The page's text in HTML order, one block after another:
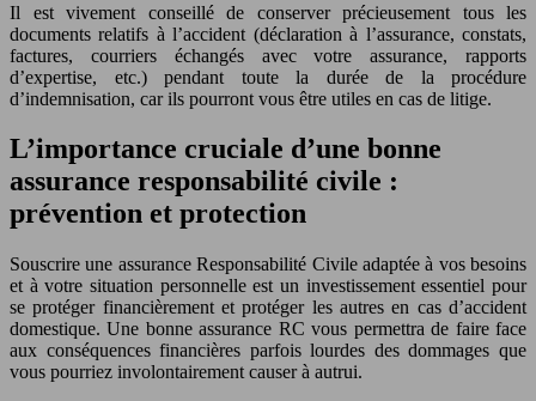
Il est vivement conseillé de conserver précieusement tous les
documents relatifs à l’accident (déclaration à l’assurance, constats,
factures, courriers échangés avec votre assurance, rapports
d’expertise, etc.) pendant toute la durée de la procédure
d’indemnisation, car ils pourront vous être utiles en cas de litige.
L’importance cruciale d’une bonne
assurance responsabilité civile :
prévention et protection
Souscrire une assurance Responsabilité Civile adaptée à vos besoins
et à votre situation personnelle est un investissement essentiel pour
se protéger financièrement et protéger les autres en cas d’accident
domestique. Une bonne assurance RC vous permettra de faire face
aux conséquences financières parfois lourdes des dommages que
vous pourriez involontairement causer à autrui.